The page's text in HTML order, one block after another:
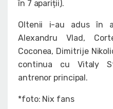
în 7 apariții).
Oltenii i-au adus în
Alexandru Vlad,
Coconea, Dimitrije
continua cu Vitaly
antrenor principal.
*foto: Nix fans